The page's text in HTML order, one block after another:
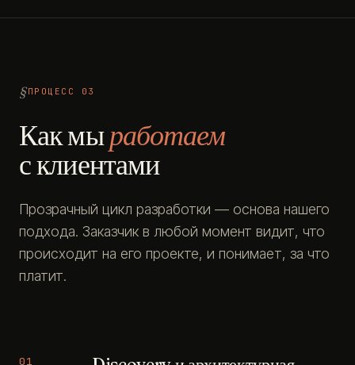
ПРОЦЕСС 03
Как мыработаем
с клиентами
Прозрачный цикл разработки — основа нашего
подхода. Заказчик в любой момент видит, что
происходит на его проекте, и понимает, за что
платит.
01